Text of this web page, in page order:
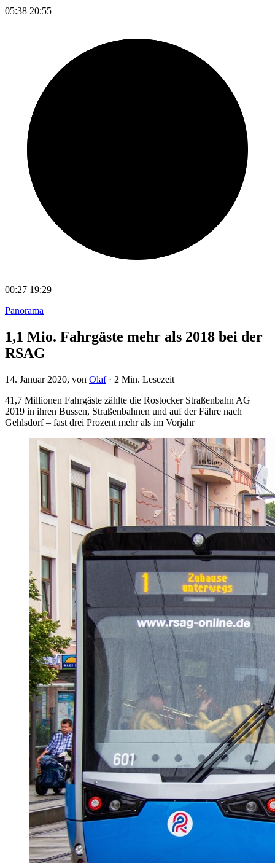
05:38 20:55
00:27 19:29
Panorama
1,1 Mio. Fahrgäste mehr als 2018 bei der
RSAG
14. Januar 2020, von Olaf· 2 Min. Lesezeit
41,7 Millionen Fahrgäste zählte die Rostocker Straßenbahn AG
2019 in ihren Bussen, Straßenbahnen und auf der Fähre nach
Gehlsdorf – fast drei Prozent mehr als im Vorjahr